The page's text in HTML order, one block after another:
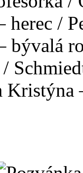
/
bývalá
Kristýna